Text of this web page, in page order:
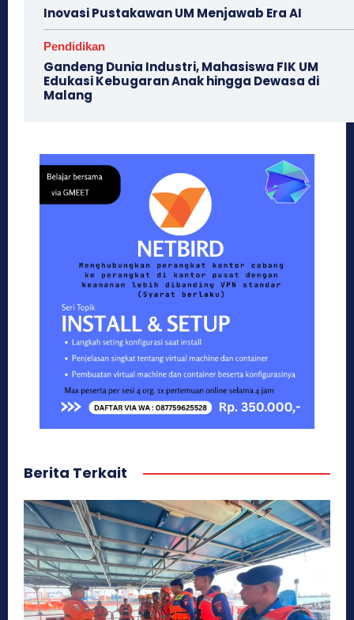
Inovasi Pustakawan UM Menjawab Era AI
Pendidikan
Gandeng Dunia Industri, Mahasiswa FIK UM
Edukasi Kebugaran Anak hingga Dewasa di
Malang
Berita Terkait